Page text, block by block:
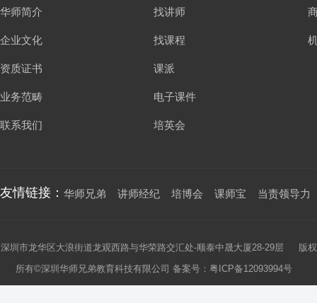
华师简介
企业文化
资质证书
业务范畴
联系我们
找讲师
找课程
课派
电子课件
培英会
友情链接： 华师兄弟 讲师经纪 培博会 课师宝 当责领导力
深圳市龙华区大浪街道龙观西路与华荣路交汇处-顺泰中晟大厦28-29层 版权
所有©深圳华师兄弟教育科技有限公司 备案号： 粤ICP备12093994号